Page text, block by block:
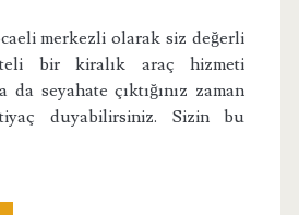
merkezli olarak siz değerli
bir kiralık araç hizmeti
da seyahate çıktığınız zaman
duyabilirsiniz. Sizin bu